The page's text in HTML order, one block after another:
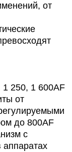
от
250, 1 600AF
от
до 800AF
с